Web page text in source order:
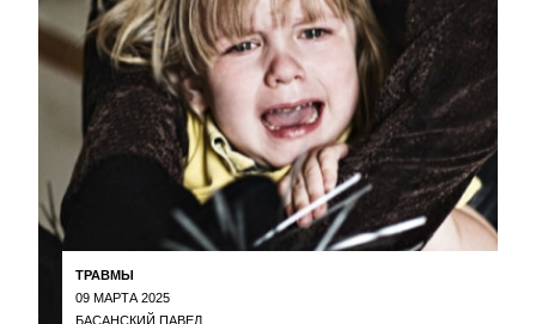
ТРАВМЫ
09 МАРТА 2025
БАСАНСКИЙ ПАВЕЛ